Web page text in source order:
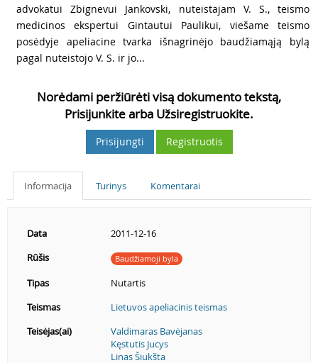
advokatui Zbignevui Jankovski, nuteistajam V. S., teismo
medicinos ekspertui Gintautui Paulikui, viešame teismo
posėdyje apeliacine tvarka išnagrinėjo baudžiamąją bylą
pagal nuteistojo V. S. ir jo...
Norėdami peržiūrėti visą dokumento tekstą,
Prisijunkite arba Užsiregistruokite.
Prisijungti Registruotis
Informacija Turinys Komentarai
Data
2011-12-16
Rūšis
Baudžiamoji byla
Tipas
Nutartis
Teismas
Lietuvos apeliacinis teismas
Teisėjas(ai)
Valdimaras Bavėjanas
Kęstutis Jucys
Linas Šiukšta